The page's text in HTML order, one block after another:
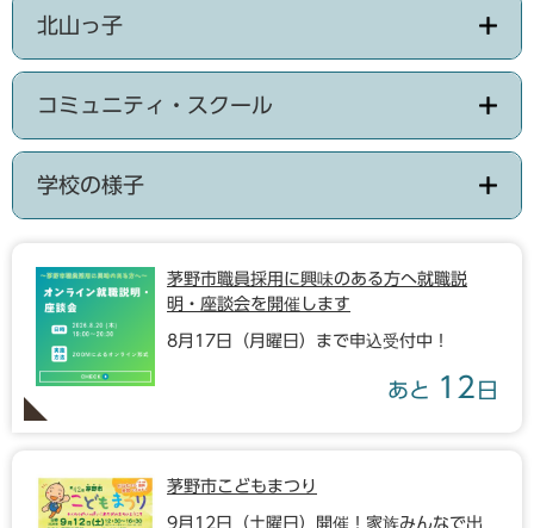
北山っ子
コミュニティ・スクール
学校の様子
茅野市職員採用に興味のある方へ就職説
明・座談会を開催します
8月17日（月曜日）まで申込受付中！
あと 12 日
茅野市こどもまつり
9月12日（土曜日）開催！家族みんなで出